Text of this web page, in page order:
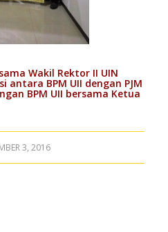
Wakil Rektor II UIN
antara BPM UII dengan PJM
BPM UII bersama Ketua
3, 2016